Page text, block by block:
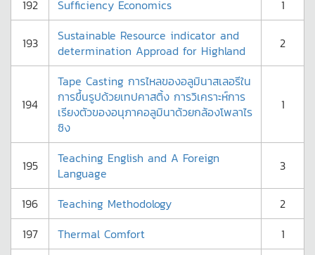
192 Sufficiency Economics 1
193
Sustainable Resource indicator and
determination Approad for Highland
2
194
Tape Casting การไหลของอลูมินาสเลอรีใน
การขึ้นรูปด้วยเทปคาสติ้ง การวิเคราะห์การ
เรียงตัวของอนุภาคอลูมินาด้วยกล้องโพลาไร
ซิง
1
195
Teaching English and A Foreign
Language
3
196 Teaching Methodology
2
197
Thermal Comfort
1